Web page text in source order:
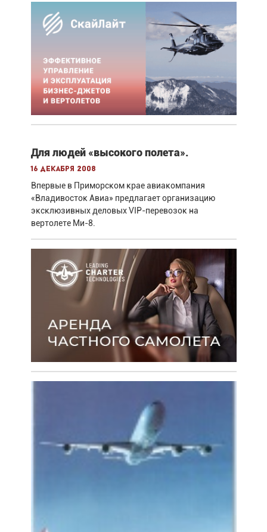
Для людей «высокого полета».
16 декабря 2008
Впервые в Приморском крае авиакомпания
«Владивосток Авиа» предлагает организацию
эксклюзивных деловых VIP-перевозок на
вертолете Ми-8.